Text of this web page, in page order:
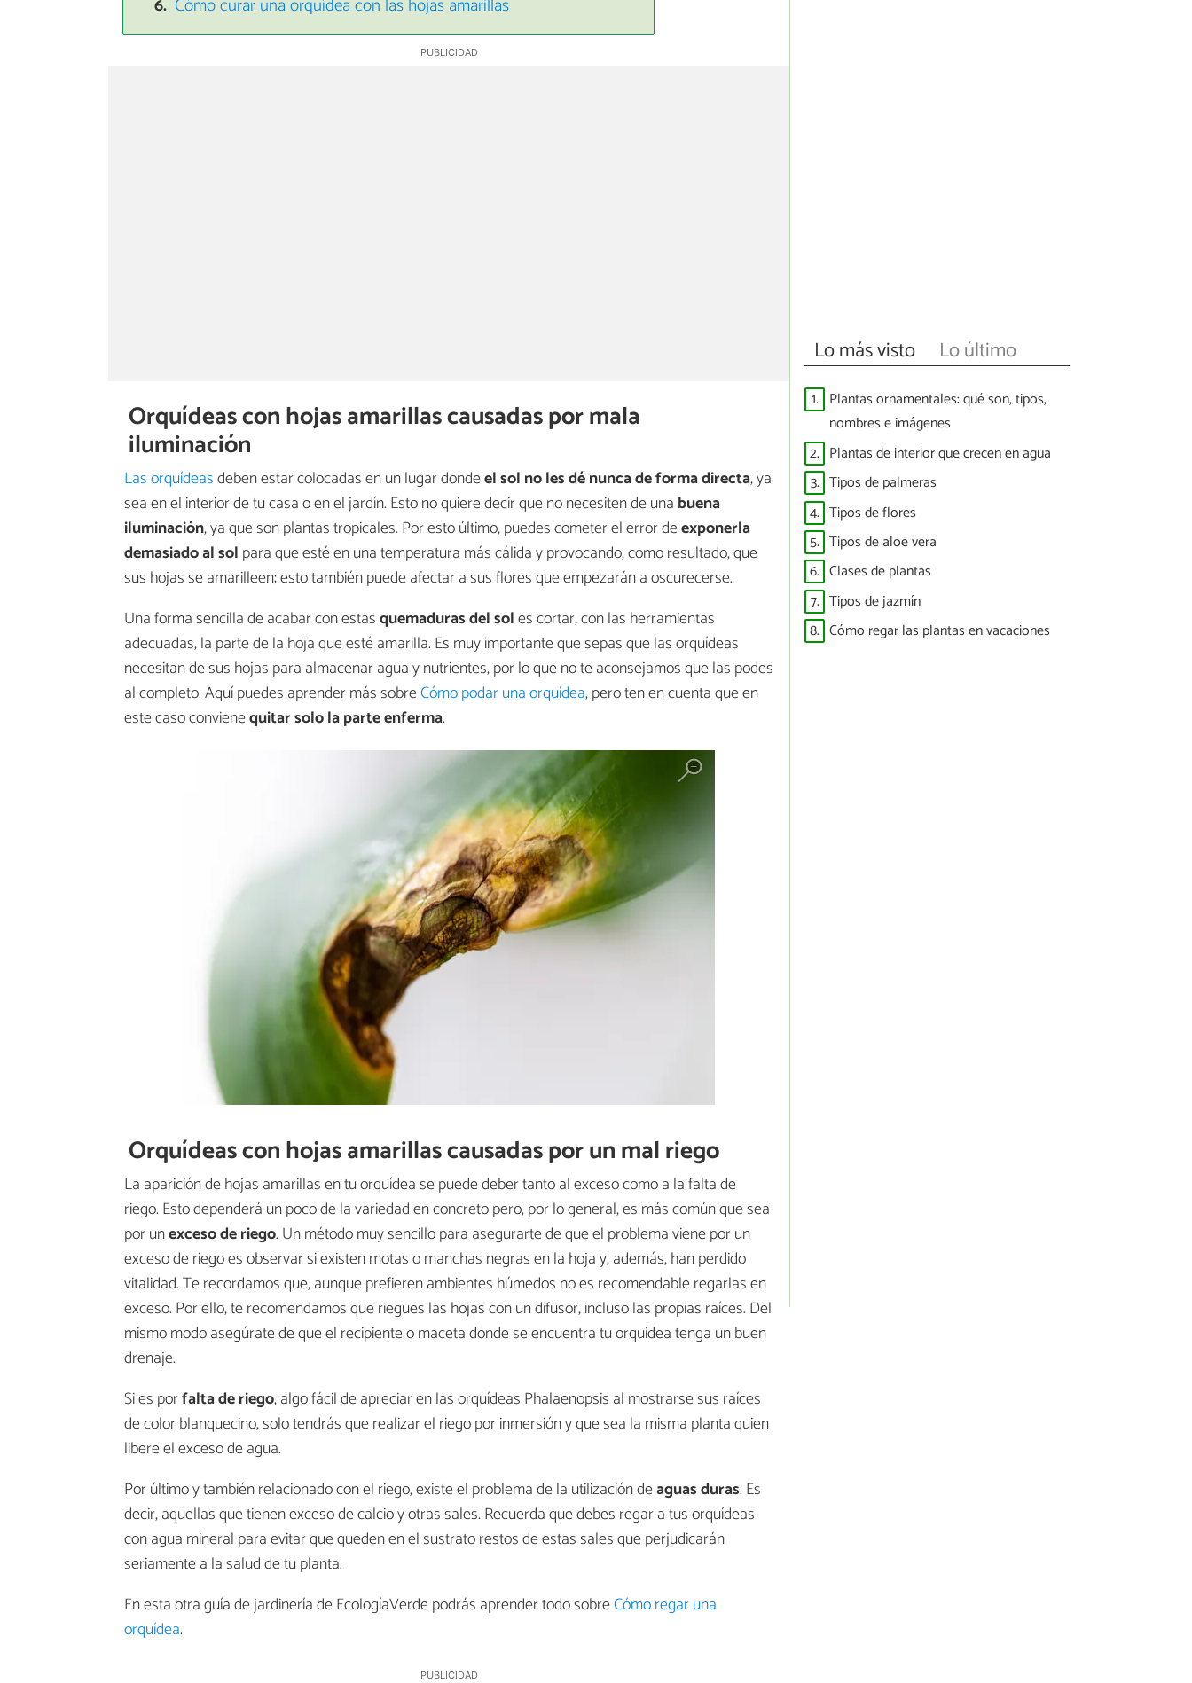
Cómo curar una orquídea con las hojas amarillas
Orquídeas con hojas amarillas causadas por mala
iluminación
Las orquídeasdeben estar colocadas en un lugar dondeel sol no les dé nunca de forma directa, ya
sea en el interior de tu casa o en el jardín. Esto no quiere decir que no necesiten de una buena
iluminación, ya que son plantas tropicales. Por esto último, puedes cometer el error deexponerla
demasiado al sol para que esté en una temperatura más cálida y provocando, como resultado, que
sus hojas se amarilleen; esto también puede afectar a sus flores que empezarán a oscurecerse.
Una forma sencilla de acabar con estasquemaduras del soles cortar, con las herramientas
adecuadas, la parte de la hoja que esté amarilla. Es muy importante que sepas que las orquídeas
necesitan de sus hojas para almacenar agua y nutrientes, por lo que no te aconsejamos que las podes
al completo. Aquí puedes aprender más sobreCómo podar una orquídea, pero ten en cuenta que en
este caso convienequitar solo la parte enferma.
Orquídeas con hojas amarillas causadas por un mal riego
La aparición de hojas amarillas en tu orquídea se puede deber tanto al exceso como a la falta de
riego. Esto dependerá un poco de la variedad en concreto pero, por lo general, es más común que sea
por unexceso de riego. Un método muy sencillo para asegurarte de que el problema viene por un
exceso de riego es observar si existen motas o manchas negras en la hoja y, además, han perdido
vitalidad. Te recordamos que, aunque prefieren ambientes húmedos no es recomendable regarlas en
exceso. Por ello, te recomendamos que riegues las hojas con un difusor, incluso las propias raíces. Del
mismo modo asegúrate de que el recipiente o maceta donde se encuentra tu orquídea tenga un buen
drenaje.
Si es porfalta de riego, algo fácil de apreciar en las orquídeas Phalaenopsis al mostrarse sus raíces
de color blanquecino, solo tendrás que realizar el riego por inmersión y que sea la misma planta quien
libere el exceso de agua.
Por último y también relacionado con el riego, existe el problema de la utilización deaguas duras. Es
decir, aquellas que tienen exceso de calcio y otras sales. Recuerda que debes regar a tus orquídeas
con agua mineral para evitar que queden en el sustrato restos de estas sales que perjudicarán
seriamente a la salud de tu planta.
En esta otra guía de jardinería de EcologíaVerde podrás aprender todo sobreCómo regar una
orquídea.
Lo más visto Lo último
1. Plantas ornamentales: qué son, tipos,
nombres e imágenes
2. Plantas de interior que crecen en agua
3. Tipos de palmeras
4. Tipos de flores
5. Tipos de aloe vera
6. Clases de plantas
7. Tipos de jazmín
8. Cómo regar las plantas en vacaciones